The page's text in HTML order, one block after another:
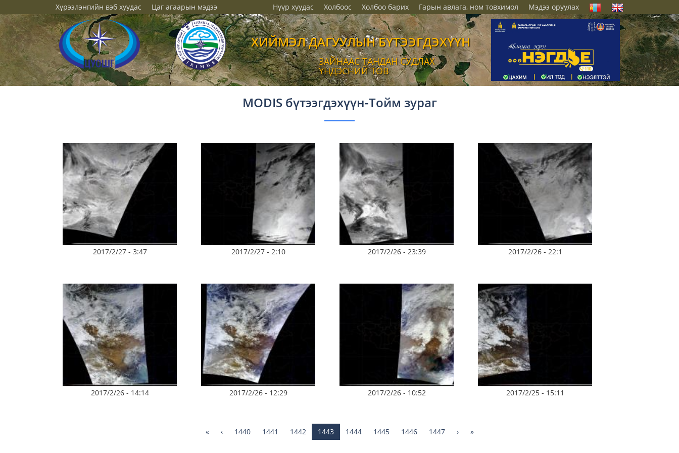
Хүрээлэнгийн вэб хуудас Цаг агаарын мэдээ Нүүр хуудас Холбоос Холбоо барих Гарын авлага, ном товхимол Мэдээ оруулах
ХИЙМЭЛ ДАГУУЛЫН БҮТЭЭГДЭХҮҮН
ЗАЙНААС ТАНДАН СУДЛАХ
ҮНДЭСНИЙ ТӨВ
MODIS бүтээгдэхүүн-Тойм зураг
2017/2/27 - 3:47 2017/2/27 - 2:10 2017/2/26 - 23:39 2017/2/26 - 22:1
2017/2/26 - 14:14 2017/2/26 - 12:29 2017/2/26 - 10:52 2017/2/25 - 15:11
« ‹ 1440 1441 1442 1443 1444 1445 1446 1447 › »